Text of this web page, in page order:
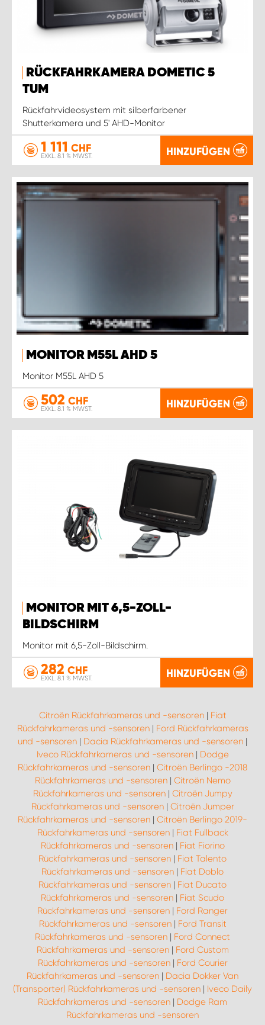
RÜCKFAHRKAMERA DOMETIC 5
TUM
Rückfahrvideosystem mit silberfarbener
Shutterkamera und 5' AHD-Monitor
1 111 CHF
EXKL. 8.1 % MWST. HINZUFÜGEN
MONITOR M55L AHD 5
Monitor M55L AHD 5
502 CHF
EXKL. 8.1 % MWST. HINZUFÜGEN
MONITOR MIT 6,5-ZOLL-
BILDSCHIRM
Monitor mit 6,5-Zoll-Bildschirm.
282 CHF
EXKL. 8.1 % MWST. HINZUFÜGEN
Citroën Rückfahrkameras und -sensoren| Fiat
Rückfahrkameras und -sensoren| Ford Rückfahrkameras
und -sensoren | Dacia Rückfahrkameras und -sensoren |
Iveco Rückfahrkameras und -sensoren| Dodge
Rückfahrkameras und -sensoren | Citroën Berlingo -2018
Rückfahrkameras und -sensoren| Citroën Nemo
Rückfahrkameras und -sensoren| Citroën Jumpy
Rückfahrkameras und -sensoren| Citroën Jumper
Rückfahrkameras und -sensoren | Citroën Berlingo 2019-
Rückfahrkameras und -sensoren| Fiat Fullback
Rückfahrkameras und -sensoren| Fiat Fiorino
Rückfahrkameras und -sensoren | Fiat Talento
Rückfahrkameras und -sensoren | Fiat Doblo
Rückfahrkameras und -sensoren | Fiat Ducato
Rückfahrkameras und -sensoren | Fiat Scudo
Rückfahrkameras und -sensoren | Ford Ranger
Rückfahrkameras und -sensoren| Ford Transit
Rückfahrkameras und -sensoren | Ford Connect
Rückfahrkameras und -sensoren| Ford Custom
Rückfahrkameras und -sensoren| Ford Courier
Rückfahrkameras und -sensoren | Dacia Dokker Van
(Transporter) Rückfahrkameras und -sensoren | Iveco Daily
Rückfahrkameras und -sensoren | Dodge Ram
Rückfahrkameras und -sensoren